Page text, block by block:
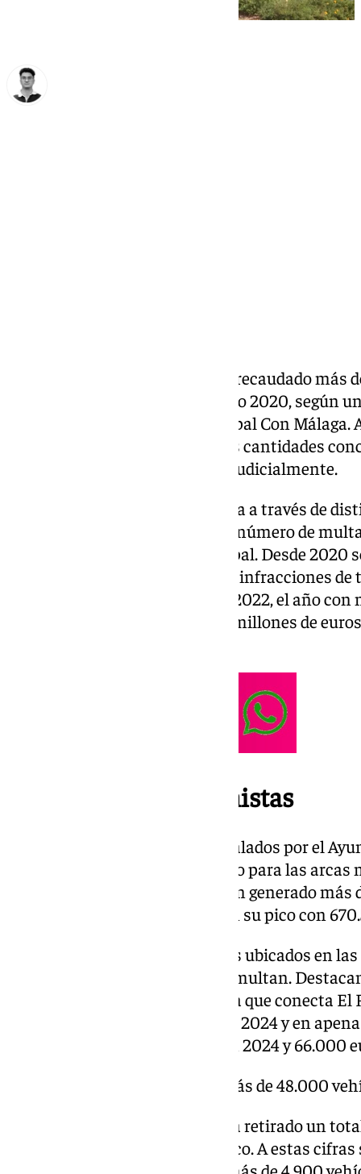
El Ayuntamiento de Málaga ha recaudado más
sanciones de tráfico desde el año 2020, según
solicitados por el grupo municipal Con
mayor porque no contempla las cantidades
ejecutiva, es decir, reclamadas judicialmente.
La información ha sido obtenida a través de
un crecimiento sostenido en el número de
intervención de la grúa municipal. Desde 2020
expedientes sancionadores por infracciones
cifra que ascendió a 179.569 en 2022, el año
Solo en 2023 se recaudaron 8,1 millones de
Los radares, protagonistas
Los radares fijos y móviles instalados por el
supuesto un importante ingreso para las
la fecha, los radares móviles han generado más
sanciones. En 2024, alcanzaron su pico con
En cuanto a los radares fijos, los ubicados en
y Valle-Inclán son los que más multan.
Rodrigo Vivar, una larga avenida que conecta
de la Torre, que fue instalado en 2024 y en
566.000 euros (medio millón en 2024 y 66.000
La grúa municipal retiró más de 48.000
El servicio de grúa municipal ha retirado un
y 2024 por infracciones de tráfico. A estas